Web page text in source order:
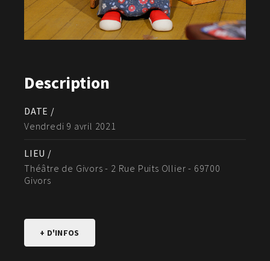
Description
DATE /
Vendredi 9 avril 2021
LIEU /
Théâtre de Givors - 2 Rue Puits Ollier - 69700
Givors
+ D'INFOS